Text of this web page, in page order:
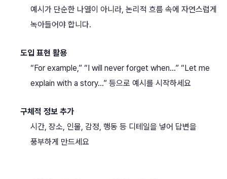
예시가 단순한 나열이 아니라, 논리적 흐름 속에 자연스럽게
녹아들어야 합니다.
도입 표현 활용
“For example,” “I will never forget when…” “Let me
explain with a story…” 등으로 예시를 시작하세요
구체적 정보 추가
시간, 장소, 인물, 감정, 행동 등 디테일을 넣어 답변을
풍부하게 만드세요